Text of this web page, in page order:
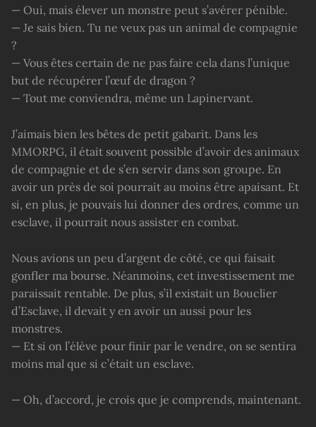
— Oui, mais élever un monstre peut s’avérer pénible.
— Je sais bien. Tu ne veux pas un animal de compagnie
?
— Vous êtes certain de ne pas faire cela dans l’unique
but de récupérer l’œuf de dragon ?
— Tout me conviendra, même un Lapinervant.
J’aimais bien les bêtes de petit gabarit. Dans les
MMORPG, il était souvent possible d’avoir des animaux
de compagnie et de s’en servir dans son groupe. En
avoir un près de soi pourrait au moins être apaisant. Et
si, en plus, je pouvais lui donner des ordres, comme un
esclave, il pourrait nous assister en combat.
Nous avions un peu d’argent de côté, ce qui faisait
gonfler ma bourse. Néanmoins, cet investissement me
paraissait rentable. De plus, s’il existait un Bouclier
d’Esclave, il devait y en avoir un aussi pour les
monstres.
— Et si on l’élève pour finir par le vendre, on se sentira
moins mal que si c’était un esclave.
— Oh, d’accord, je crois que je comprends, maintenant.